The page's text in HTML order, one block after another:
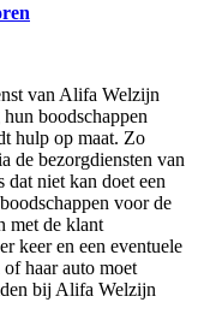
van Alifa Welzijn
boodschappen
hulp op maat. Zo
de bezorgdiensten van
niet kan doet een
voor de
met de klant
keer en een eventuele
haar auto moet
bij Alifa Welzijn